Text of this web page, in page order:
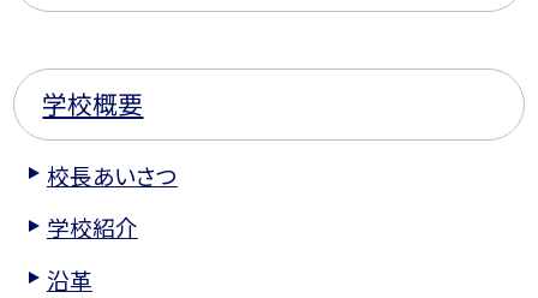
学校概要
校長あいさつ
学校紹介
沿革